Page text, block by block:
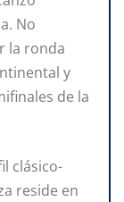
No
la ronda
y
de la
clásico-
reside en